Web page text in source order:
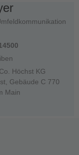
Höchst KG
Gebäude C 770
Main